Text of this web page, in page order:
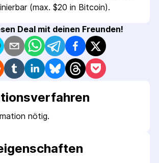
(max. $20 in Bitcoin).
Deal mit deinen Freunden!
nötig.